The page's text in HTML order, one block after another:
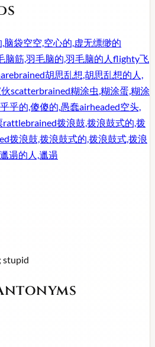
脑袋空空,空心的,虚无缥缈的
脑筋,羽毛脑的,羽毛脑的人 flighty飞
胡思乱想,胡思乱想的人,
scatterbrained糊涂虫,糊涂蛋,糊涂
乎的,傻傻的,愚蠢airheaded空头,
rattlebrained拨浪鼓,拨浪鼓式的,拨
拨浪鼓,拨浪鼓式的,拨浪鼓式,拨浪
遢的人,邋遢
stupid